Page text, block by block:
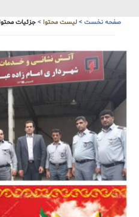
صفحه نخست > لیست محتوا > جزئیات